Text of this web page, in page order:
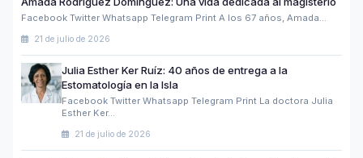
Facebook Twitter Whatsapp Telegram Print A los 67 años, Amada…
21 de julio de 2026
Julia Esther Ker Ruíz: 40 años de entrega a la
Estomatología en la Isla
Facebook Twitter Whatsapp Telegram Print La doctora Julia
Esther Ker…
21 de julio de 2026